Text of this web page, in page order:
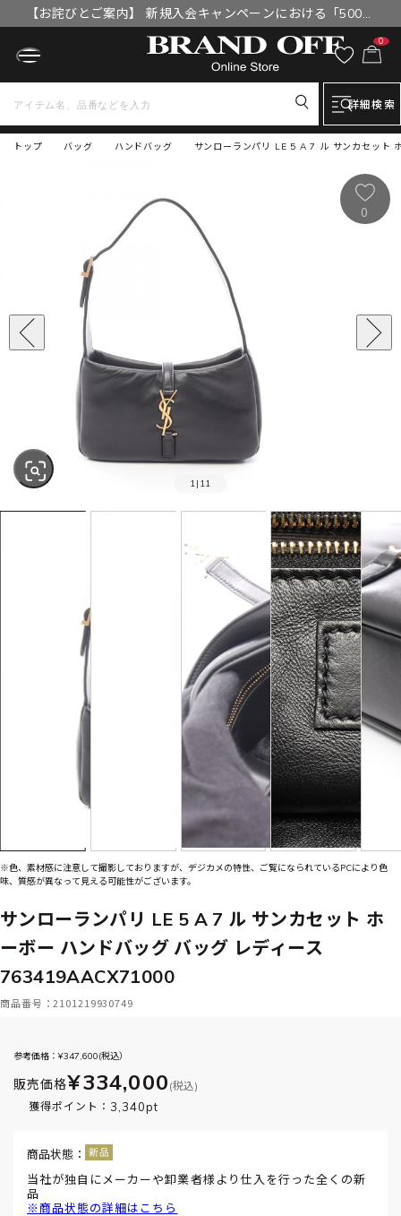
【お詫びとご案内】 新規入会キャンペーンにおける「500円
OFFクーポン」付与漏れと補填について
0
詳細検索
トップ サンローランパリ LE 5 A 7 ル サンカセット
バッグ ハンドバッグ
1 | 11
0
※色、素材感に注意して撮影しておりますが、デジカメの特性、ご覧になられているPCにより色
味、質感が異なって見える可能性がございます。
サンローランパリ LE 5 A 7 ル サンカセット ホ
ーボー ハンドバッグ バッグ レディース
763419AACX71000
商品番号：2101219930749
参考価格：¥347,600(税込）
販売価格¥334,000 (税込)
獲得ポイント： 3,340pt
商品状態：
当社が独自にメーカーや卸業者様より仕入を行った全くの新
品
※商品状態の詳細はこちら